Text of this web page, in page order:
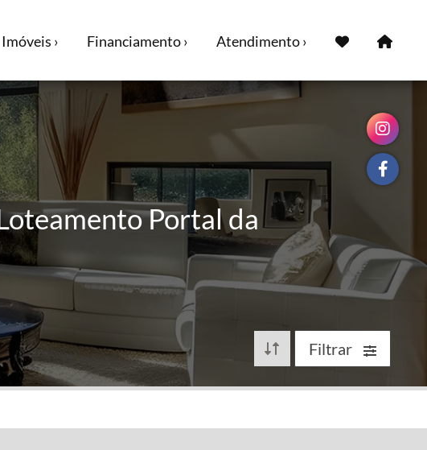
Imóveis › Financiamento › Atendimento ›
Portal da
Filtrar